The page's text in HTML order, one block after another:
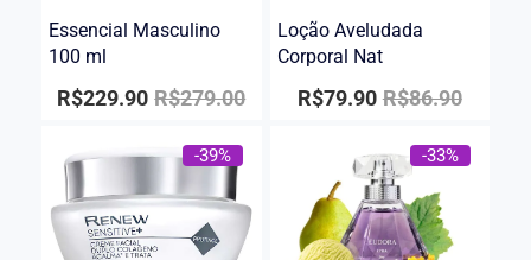
Essencial Masculino
100 ml
R$279.00
R$229.90
Loção Aveludada
Corporal Nat
R$86.90
R$79.90
-39% -33%